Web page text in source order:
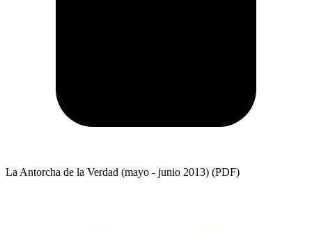
La Antorcha de la Verdad (mayo - junio 2013) (PDF)